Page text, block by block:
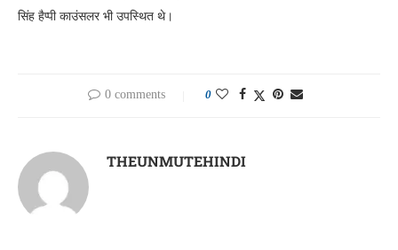
सिंह हैप्पी काउंसलर भी उपस्थित थे।
0 comments 0
THEUNMUTEHINDI